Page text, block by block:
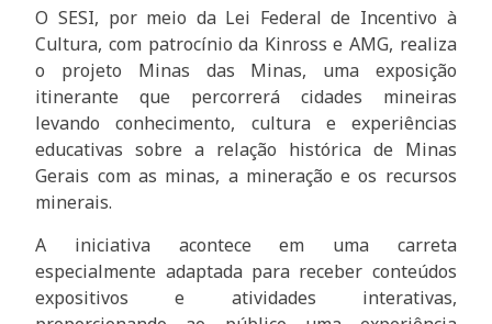
O SESI, por meio da Lei Federal de Incentivo à
Cultura, com patrocínio da Kinross e AMG, realiza
o projeto Minas das Minas, uma exposição
itinerante que percorrerá cidades mineiras
levando conhecimento, cultura e experiências
educativas sobre a relação histórica de Minas
Gerais com as minas, a mineração e os recursos
minerais.
A iniciativa acontece em uma carreta
especialmente adaptada para receber conteúdos
expositivos e atividades interativas,